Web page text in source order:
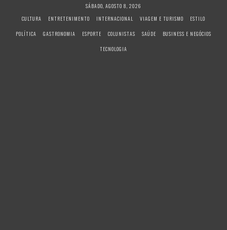
SÁBADO, AGOSTO 8, 2026
CULTURA
ENTRETENIMENTO INTERNACIONAL VIAGEM E TURISMO
ESTILO
POLÍTICA
GASTRONOMIA ESPORTE COLUNISTAS SAÚDE
BUSINESS E NEGÓCIOS
TECNOLOGIA